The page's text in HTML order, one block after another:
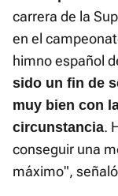
carrera de la
en el
himno español
sido un fin de
muy bien con
circunstancia.
conseguir una
máximo",